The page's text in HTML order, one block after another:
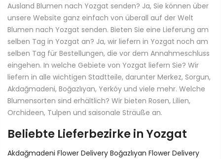
Ausland Blumen nach Yozgat senden? Ja, Sie können über
unsere Website ganz einfach von überall auf der Welt
Blumen nach Yozgat senden. Bieten Sie eine Lieferung am
selben Tag in Yozgat an? Ja, wir liefern in Yozgat noch am
selben Tag für Bestellungen, die vor dem Annahmeschluss
eingehen. In welche Gebiete von Yozgat liefern Sie? Wir
liefern in alle wichtigen Stadtteile, darunter Merkez, Sorgun,
Akdağmadeni, Boğazlıyan, Yerkóy und viele mehr. Welche
Blumensorten sind erhältlich? Wir bieten Rosen, Lilien,
Orchideen, Tulpen und saisonale Sträuße an.
Beliebte Lieferbezirke in Yozgat
Akdağmadeni Flower Delivery Boğazlıyan Flower Delivery